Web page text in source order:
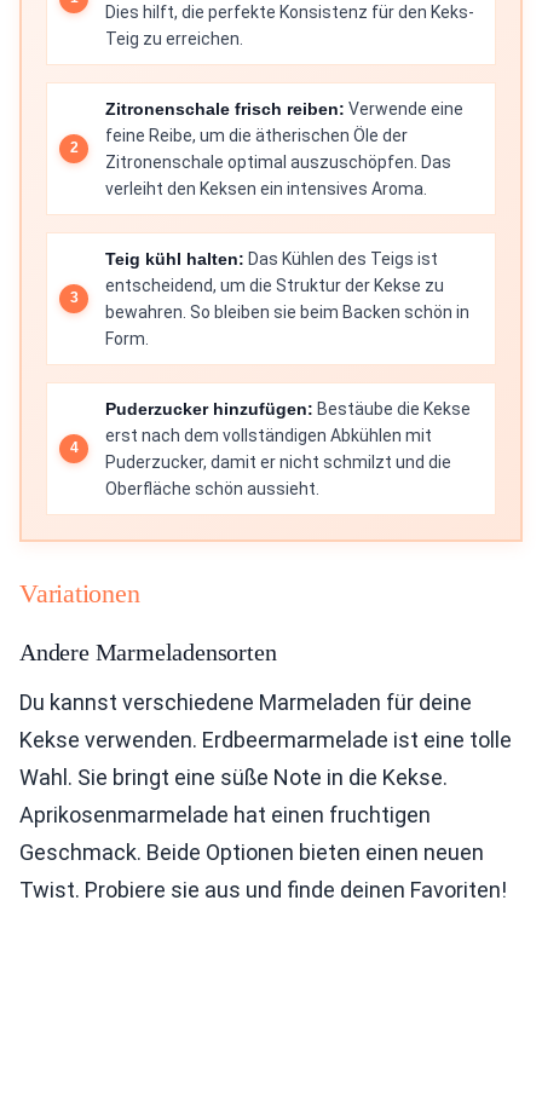
Dies hilft, die perfekte Konsistenz für den Keks-
Teig zu erreichen.
Zitronenschale frisch reiben: Verwende eine
feine Reibe, um die ätherischen Öle der
Zitronenschale optimal auszuschöpfen. Das
verleiht den Keksen ein intensives Aroma.
Teig kühl halten: Das Kühlen des Teigs ist
entscheidend, um die Struktur der Kekse zu
bewahren. So bleiben sie beim Backen schön in
Form.
Puderzucker hinzufügen: Bestäube die Kekse
erst nach dem vollständigen Abkühlen mit
Puderzucker, damit er nicht schmilzt und die
Oberfläche schön aussieht.
Variationen
Andere Marmeladensorten
Du kannst verschiedene Marmeladen für deine
Kekse verwenden. Erdbeermarmelade ist eine tolle
Wahl. Sie bringt eine süße Note in die Kekse.
Aprikosenmarmelade hat einen fruchtigen
Geschmack. Beide Optionen bieten einen neuen
Twist. Probiere sie aus und finde deinen Favoriten!